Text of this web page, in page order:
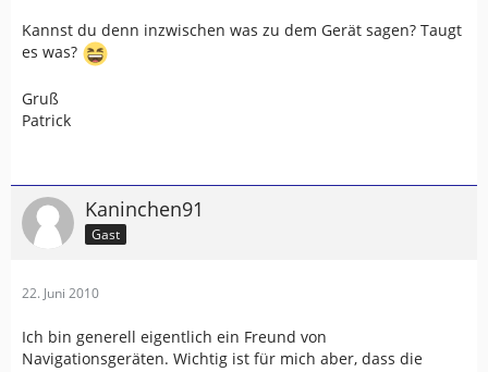
Kannst du denn inzwischen was zu dem Gerät sagen? Taugt
es was?
Gruß
Patrick
Kaninchen91
Gast
22. Juni 2010
Ich bin generell eigentlich ein Freund von
Navigationsgeräten. Wichtig ist für mich aber, dass die